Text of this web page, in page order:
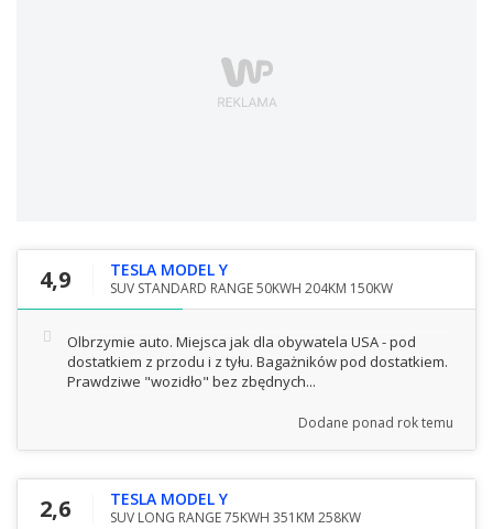
4,9 TESLA MODEL Y
SUV STANDARD RANGE 50KWH 204KM 150KW
Olbrzymie auto. Miejsca jak dla obywatela USA - pod
dostatkiem z przodu i z tyłu. Bagażników pod dostatkiem.
Prawdziwe "wozidło" bez zbędnych...
Dodane ponad rok temu
2,6 TESLA MODEL Y
SUV LONG RANGE 75KWH 351KM 258KW